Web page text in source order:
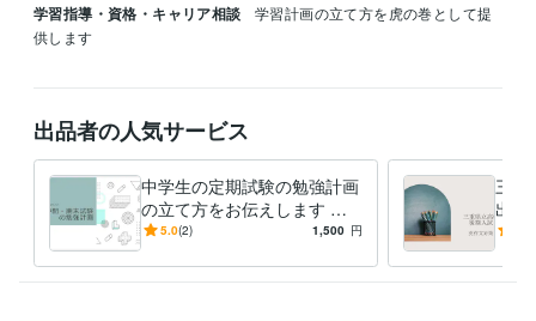
学習指導・資格・キャリア相談
学習計画の立て方を虎の巻として提
供します
出品者の人気サービス
中学生の定期試験の勉強計画
の立て方をお伝えします な
りたい自分を目指して計画的
5.0(2) 1,500 円
三重
出題
英語